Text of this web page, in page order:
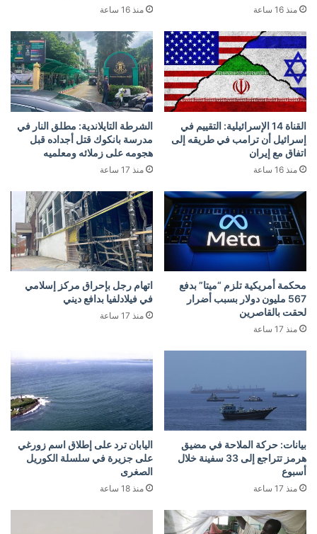
منذ 16 ساعة منذ 16 ساعة
القناة 14 الإسرائيلية: التقييم في
إسرائيل أن ترامب في طريقه إلى
اتفاق مع إيران
منذ 16 ساعة
الشرطة التايلاندية: مطلق النار في
مدرسة بانكوك قتل أجداده قبل
هجومه على زملائه ومعلميه
منذ 17 ساعة
محكمة أمريكية تلزم “ميتا” بدفع
567 مليون دولار بسبب أضرار
لحقت بالقاصرين
منذ 17 ساعة
اتهام رجل بإحراق مركز إسلامي
في فيلادلفيا بدافع ديني
منذ 17 ساعة
بيانات: حركة الملاحة في مضيق
هرمز تتراجع إلى 33 سفينة خلال
أسبوع
منذ 17 ساعة
اليابان ترد على إطلاق اسم زورغي
على جزيرة في سلسلة الكوريل
الصغرى
منذ 18 ساعة